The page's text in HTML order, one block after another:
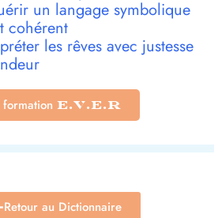
un langage symbolique
cohérent
les rêves avec justesse
E.V.E.R
Retour au Dictionnaire